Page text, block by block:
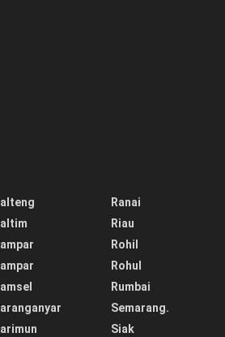
Ranai
Riau
Rohil
Rohul
Rumbai
Semarang.
Siak